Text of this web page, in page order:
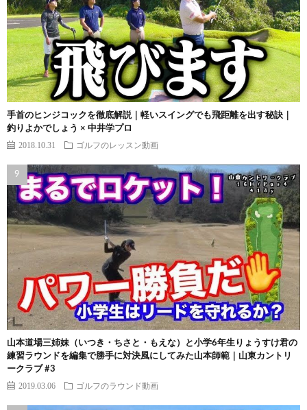
手首のヒンジコックを徹底解説｜軽いスイングでも飛距離を出す秘訣｜
釣りよかでしょう × 中井学プロ
2018.10.31 ゴルフのレッスン動画
山本道場三姉妹（いつき・ちさと・もえな）と小学6年生りょうすけ君の
練習ラウンドを編集で勝手に対決風にしてみた山本師範｜山東カントリ
ークラブ #3
2019.03.06 ゴルフのラウンド動画